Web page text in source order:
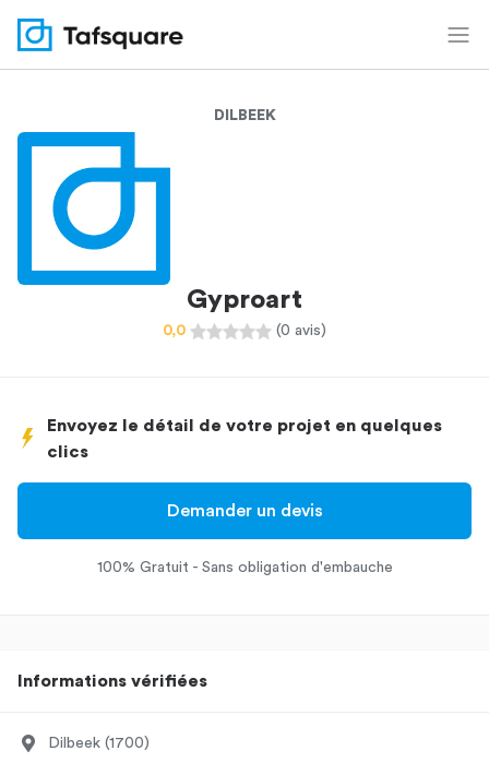
DILBEEK
Gyproart
0,0 (0 avis)
Envoyez le détail de votre projet en quelques
clics
Demander un devis
100% Gratuit - Sans obligation d'embauche
Informations vérifiées
Dilbeek (1700)